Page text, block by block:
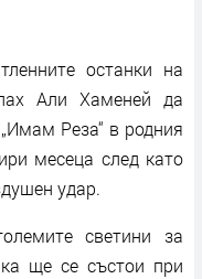
останки на
Али Хаменей да
Реза“ в родния
месеца след като
удар.
светини за
ще се състои при